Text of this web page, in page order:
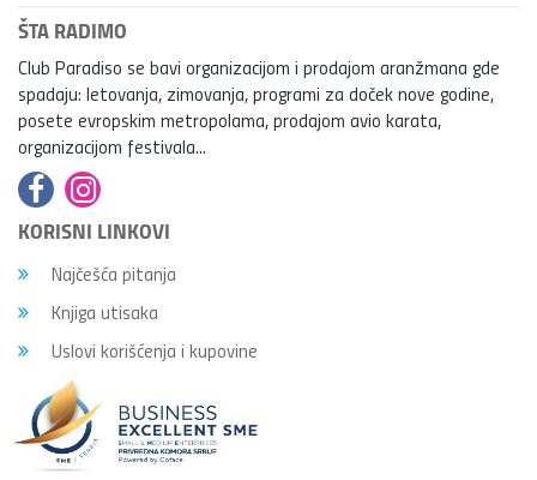
ŠTA RADIMO
Club Paradiso se bavi organizacijom i prodajom aranžmana gde
spadaju: letovanja, zimovanja, programi za doček nove godine,
posete evropskim metropolama, prodajom avio karata,
organizacijom festivala...
KORISNI LINKOVI
Najčešća pitanja
Knjiga utisaka
Uslovi korišćenja i kupovine